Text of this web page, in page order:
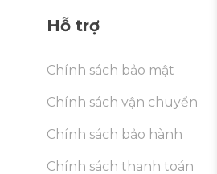
Hỗ trợ
Chính sách bảo mật
Chính sách vận chuyển
Chính sách bảo hành
Chính sách thanh toán